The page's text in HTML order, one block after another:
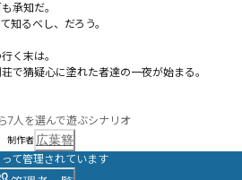
承知だ。
るべし、だろう。
く末は。
で猜疑心に塗れた者達の一夜が始まる。
制作者 広葉簪
て管理されています